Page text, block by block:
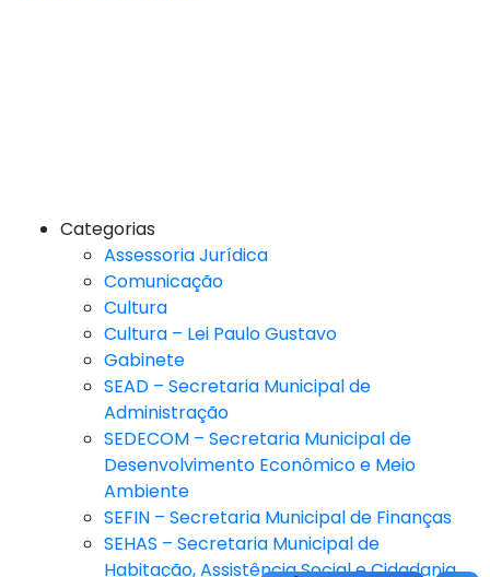
Categorias
Assessoria Jurídica
Comunicação
Cultura
Cultura – Lei Paulo Gustavo
Gabinete
SEAD – Secretaria Municipal de
Administração
SEDECOM – Secretaria Municipal de
Desenvolvimento Econômico e Meio
Ambiente
SEFIN – Secretaria Municipal de Finanças
SEHAS – Secretaria Municipal de
Habitação, Assistência Social e Cidadania